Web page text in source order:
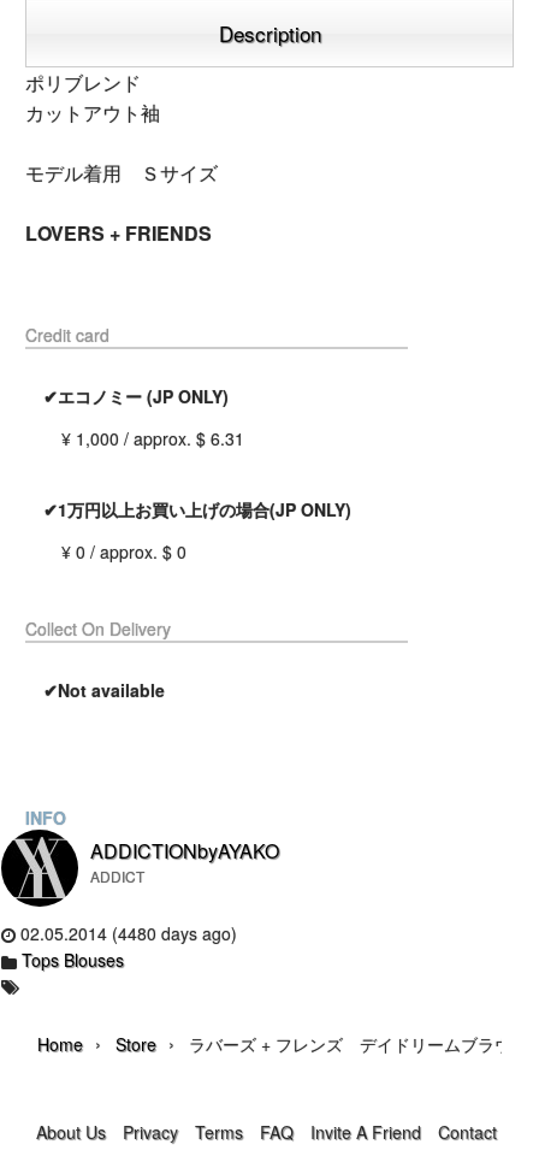
Description
ポリブレンド
カットアウト袖
モデル着用 Ｓサイズ
LOVERS + FRIENDS
Credit card
✔エコノミー (JP ONLY)
¥ 1,000 / approx. $ 6.31
✔1万円以上お買い上げの場合(JP ONLY)
¥ 0 / approx. $ 0
Collect On Delivery
✔Not available
INFO
ADDICTIONbyAYAKO
ADDICT
02.05.2014 (4480 days ago)
Tops Blouses
Home › Store › ラバーズ + フレンズ デイドリームブラウス
About Us Privacy Terms FAQ Invite A Friend Contact Us